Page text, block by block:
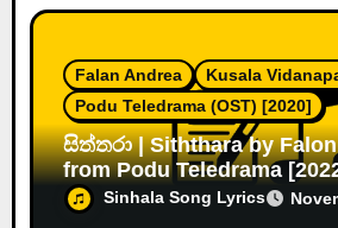
Falan Andrea
Kusala
Podu Teledrama (OST) [2020]
සිත්තරා | Siththara by
from Podu Teledrama
Sinhala Song Lyrics